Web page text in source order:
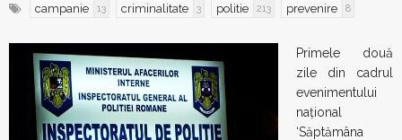
campanie 13 criminalitate 3 politie 213 prevenire 8
Primele două
zile din cadrul
evenimentului
național
‘Săptămâna